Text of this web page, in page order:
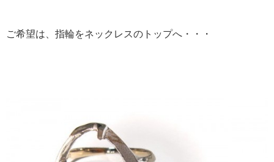
ご希望は、指輪をネックレスのトップへ・・・